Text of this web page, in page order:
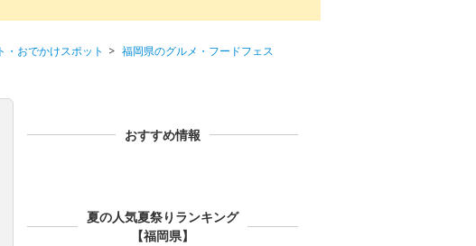
・おでかけスポット
福岡県のグルメ・フードフェス
おすすめ情報
夏の人気夏祭りランキング
【福岡県】